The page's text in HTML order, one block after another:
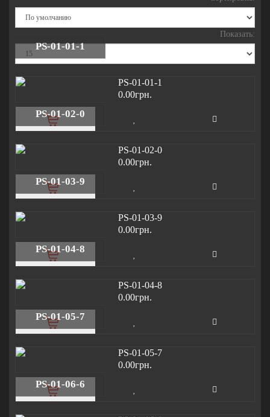
Показать:
PS-01-01-1
0.00грн.
PS-01-02-0
0.00грн.
PS-01-03-9
0.00грн.
PS-01-04-8
0.00грн.
PS-01-05-7
0.00грн.
PS-01-06-6